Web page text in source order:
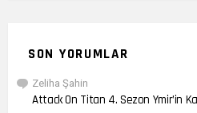
SON YORUMLAR
Zeliha Şahin
Attack On Titan 4. Sezon Ymir’in